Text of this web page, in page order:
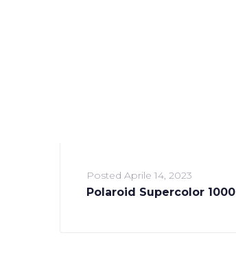
Posted Aprile 14, 2023
Polaroid Supercolor 1000